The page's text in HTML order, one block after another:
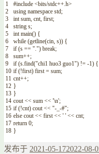
1
2
3
4
5
6
7
8
9
10
11
12
13
14
15
16
17
18
#include <bits/stdc++.h>
using namespace std;
int sum, cnt, first;
string s;
int main() {
while (getline(cin, s)) {
if (s == ".") break;
sum++;
if (s.find("chi1 huo3 guo1") != -1) {
if (!first) first = sum;
cnt++;
}
}
cout << sum << '\n';
if (!cnt) cout << "-_-#";
else cout << first << ' ' << cnt;
return 0;
}
发布于 2021-05-172022-08-